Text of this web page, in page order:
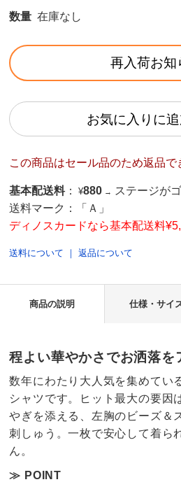
数量 在庫なし
再入荷お知
お気に入りに
この商品はセール品のため返品で
基本配送料 ： ¥880 → ステージが
送料マーク：
「Ａ」
ディノスカードなら基本配送料
送料について ｜返品について
商品の説明 仕様・サイ
程よい華やかさでお洒落を
数年にわたり大人気を集めてい
シャツです。ヒット最大の要因
やぎを添える、左胸のビーズ＆
刺しゅう。一枚で安心して着ら
ん。
≫ POINT